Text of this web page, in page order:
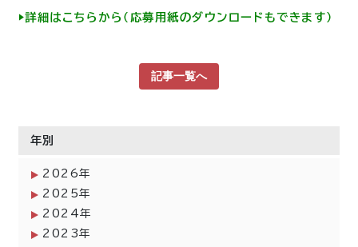
▶︎詳細はこちらから（応募用紙のダウンロードもできます）
記事一覧へ
年別
2026年
2025年
2024年
2023年